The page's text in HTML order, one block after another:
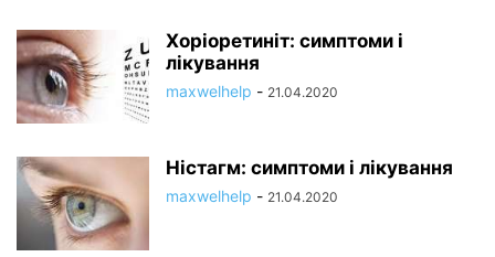
Хоріоретиніт: симптоми і
лікування
maxwelhelp - 21.04.2020
Ністагм: симптоми і лікування
maxwelhelp - 21.04.2020